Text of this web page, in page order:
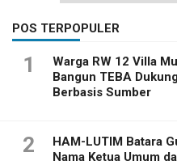
POS TERPOPULER
1
Warga RW 12 Villa
Bangun TEBA
Berbasis Sumber
2
HAM-LUTIM Batara
Nama Ketua Umum